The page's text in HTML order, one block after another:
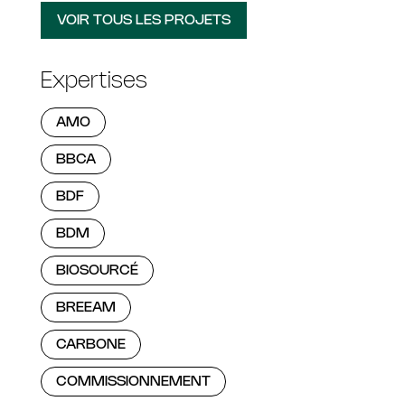
VOIR TOUS LES PROJETS
Expertises
AMO
BBCA
BDF
BDM
BIOSOURCÉ
BREEAM
CARBONE
COMMISSIONNEMENT